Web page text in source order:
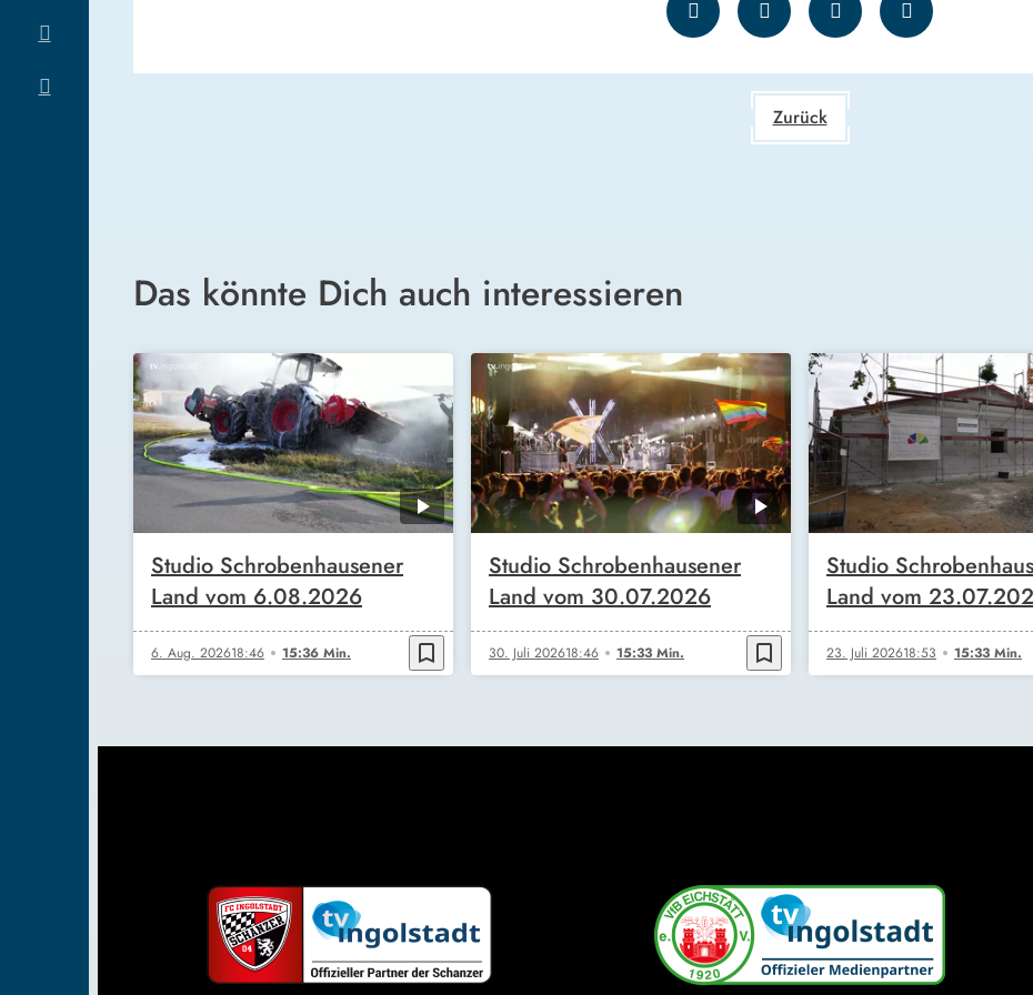
Zurück
Das könnte Dich auch interessieren
Studio Schrobenhausener
Land vom 6.08.2026
6. Aug. 202618:46 15:36 Min. bookmark_border
Studio Schrobenhausener
Land vom 30.07.2026
30. Juli 202618:46 15:33 Min. bookmark_border
Studio
Land vom
23. Juli 202618:53 15:33 Min.